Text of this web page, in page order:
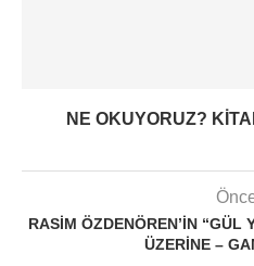
NE OKUYORUZ?
RASIM ÖZDENÖREN’IN “GÜL
ÜZERINE –